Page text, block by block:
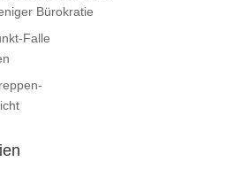
Bürokratie
Falle